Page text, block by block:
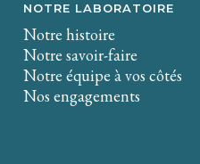
NOTRE LABORATOIRE
Notre histoire
Notre savoir-faire
Notre équipe à vos côtés
Nos engagements